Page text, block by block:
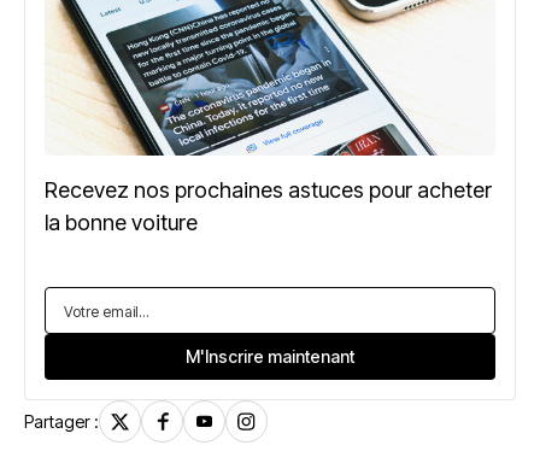
Recevez nos prochaines astuces pour acheter
la bonne voiture
Partager :